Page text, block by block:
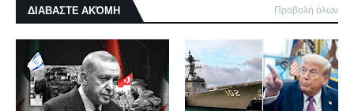
ΔΙΑΒΑΣΤΕ ΑΚΌΜΗ Προβολή όλων